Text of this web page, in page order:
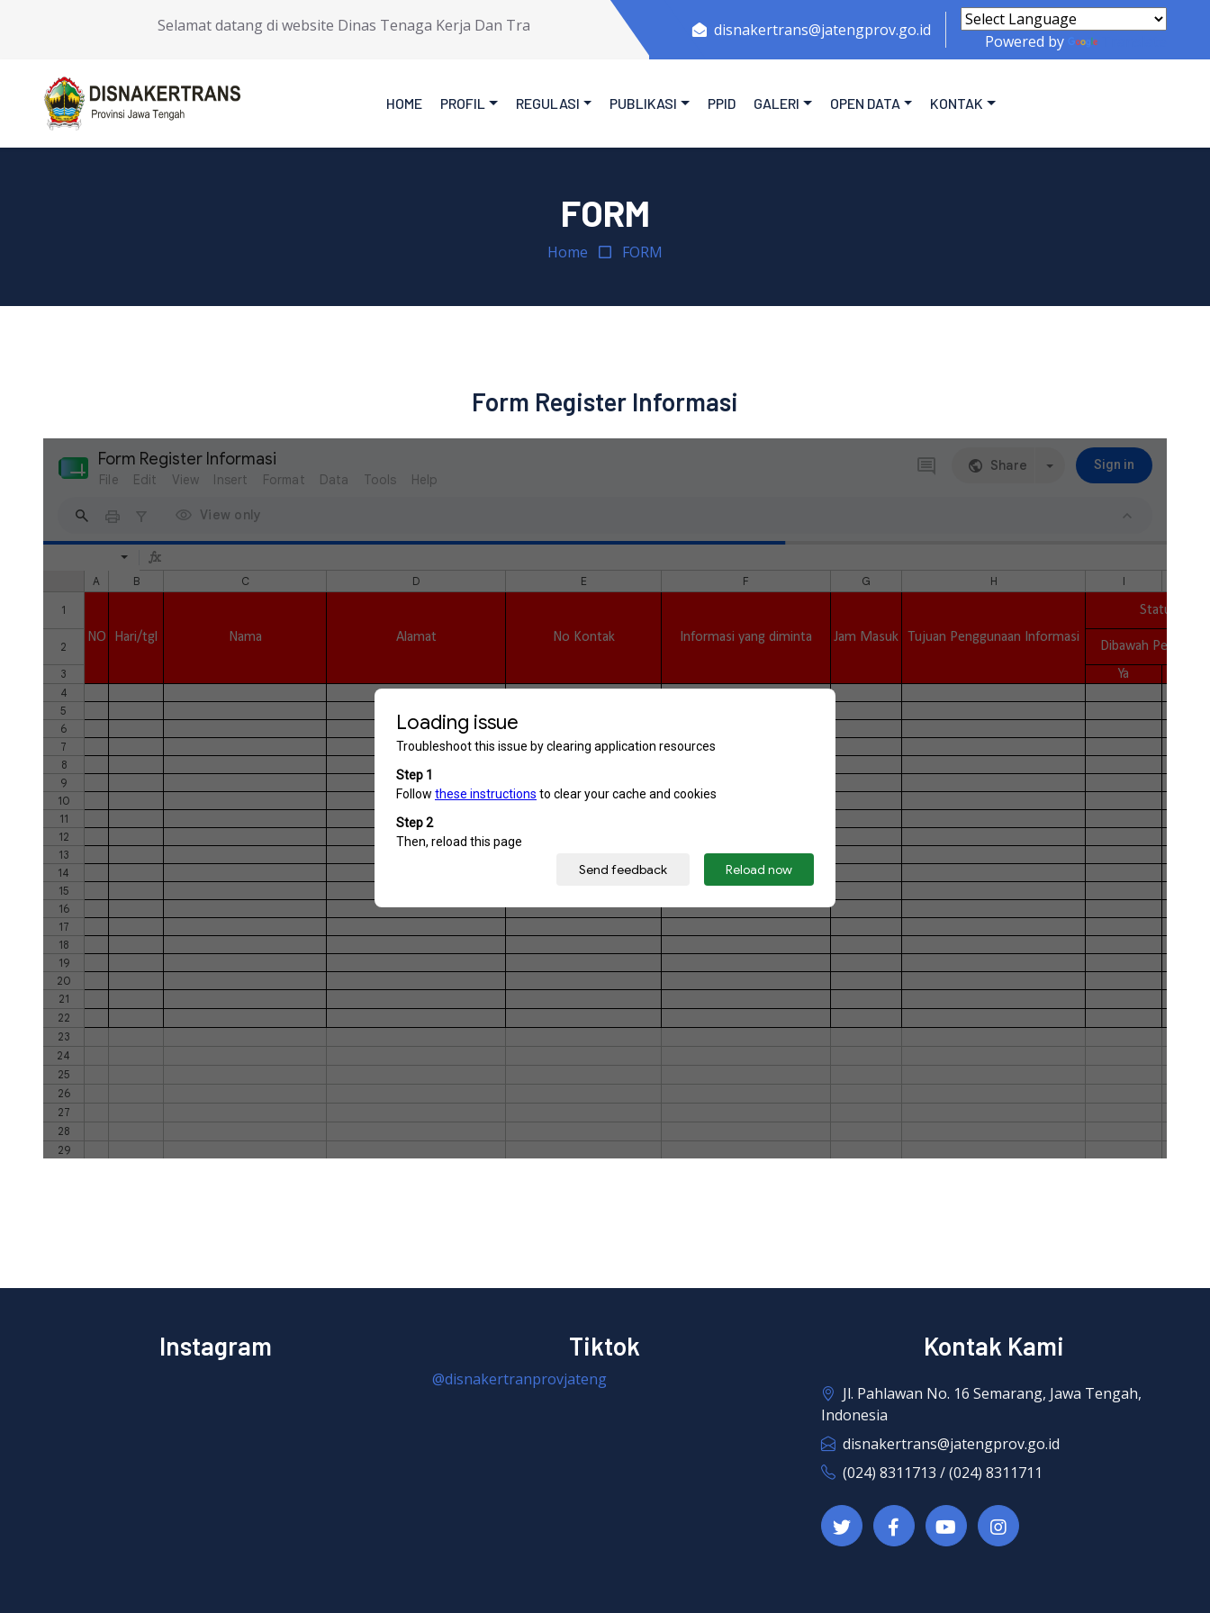
Selamat datang di website Dinas Tenaga Kerja Dan Transmigrasi Provinsi Jawa Tengah.disnakertrans@jatengprov.go.id
Powered by
HOME PROFIL REGULASI PUBLIKASI PPID GALERI OPEN DATA KONTAK
FORM
Home FORM
Form Register Informasi
Instagram Tiktok
@disnakertranprovjateng
Kontak Kami
Jl. Pahlawan No. 16 Semarang, Jawa Tengah,
Indonesia
disnakertrans@jatengprov.go.id
(024) 8311713 / (024) 8311711